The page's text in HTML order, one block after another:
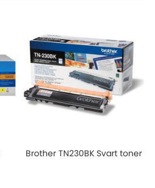
Brother TN230BK Svart toner